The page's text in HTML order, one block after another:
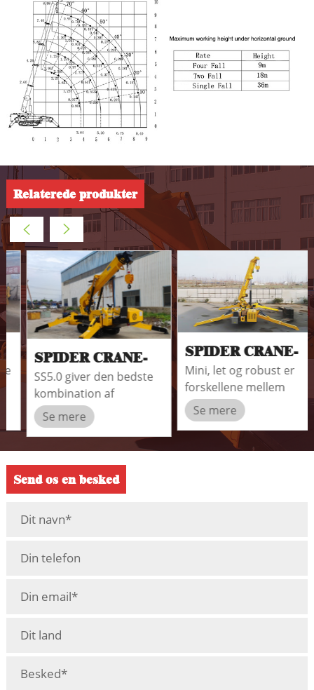
Relaterede produkter
SPIDER CRANE-
SS5.0
SS5.0 giver den bedste
kombination af
arbejdsfleksibilitet og
tung løftekapacitet.
Se mere
SPIDER CRANE-
SS1.0
Mini, let og robust er
forskellene mellem
SEVENCRANE SS1.0
spider kraner og store
og traditionelle kraner.
Se mere
Send os en besked